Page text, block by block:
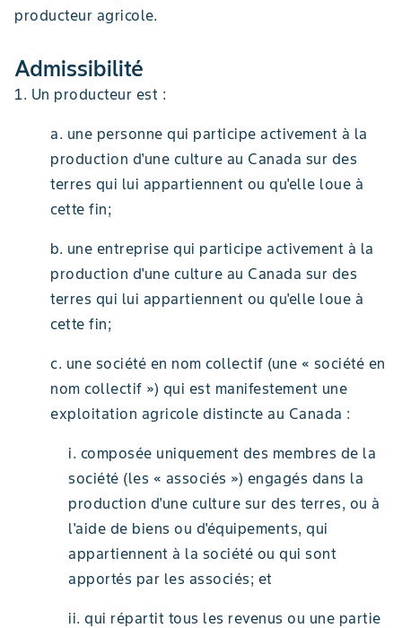
producteur agricole.
Admissibilité
1. Un producteur est :
a. une personne qui participe activement à la
production d'une culture au Canada sur des
terres qui lui appartiennent ou qu'elle loue à
cette fin;
b. une entreprise qui participe activement à la
production d'une culture au Canada sur des
terres qui lui appartiennent ou qu'elle loue à
cette fin;
c. une société en nom collectif (une « société en
nom collectif ») qui est manifestement une
exploitation agricole distincte au Canada :
i. composée uniquement des membres de la
société (les « associés ») engagés dans la
production d'une culture sur des terres, ou à
l'aide de biens ou d'équipements, qui
appartiennent à la société ou qui sont
apportés par les associés; et
ii. qui répartit tous les revenus ou une partie